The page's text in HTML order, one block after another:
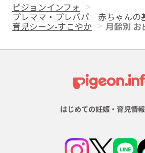
ピジョンインフォ
プレママ・プレパパ 赤ちゃんの
育児シーン-すこやか 月齢別
はじめての妊娠・育児情